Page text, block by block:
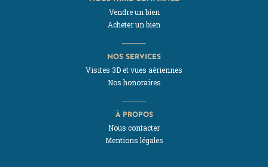
Vendre un bien
Acheter un bien
NOS SERVICES
Visites 3D et vues aériennes
Nos honoraires
À PROPOS
Nous contacter
Mentions légales